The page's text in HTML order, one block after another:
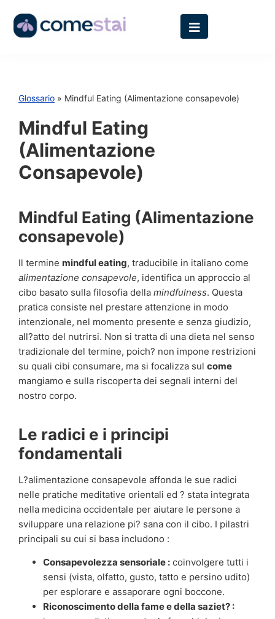
Glossario » Mindful Eating (Alimentazione consapevole)
Mindful Eating
(Alimentazione
Consapevole)
Mindful Eating (Alimentazione
consapevole)
Il termine mindful eating, traducibile in italiano come
alimentazione consapevole, identifica un approccio al
cibo basato sulla filosofia della mindfulness. Questa
pratica consiste nel prestare attenzione in modo
intenzionale, nel momento presente e senza giudizio,
all?atto del nutrirsi. Non si tratta di una dieta nel senso
tradizionale del termine, poich? non impone restrizioni
su quali cibi consumare, ma si focalizza sul come
mangiamo e sulla riscoperta dei segnali interni del
nostro corpo.
Le radici e i principi
fondamentali
L?alimentazione consapevole affonda le sue radici
nelle pratiche meditative orientali ed ? stata integrata
nella medicina occidentale per aiutare le persone a
sviluppare una relazione pi? sana con il cibo. I pilastri
principali su cui si basa includono :
Consapevolezza sensoriale : coinvolgere tutti i
sensi (vista, olfatto, gusto, tatto e persino udito)
per esplorare e assaporare ogni boccone.
Riconoscimento della fame e della saziet? :